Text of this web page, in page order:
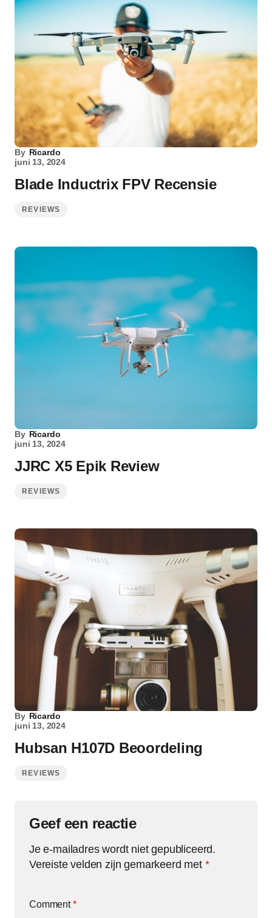
By Ricardo
juni 13, 2024
Blade Inductrix FPV Recensie
REVIEWS
By Ricardo
juni 13, 2024
JJRC X5 Epik Review
REVIEWS
By Ricardo
juni 13, 2024
Hubsan H107D Beoordeling
REVIEWS
Geef een reactie
Je e-mailadres wordt niet gepubliceerd.
Vereiste velden zijn gemarkeerd met *
Comment*